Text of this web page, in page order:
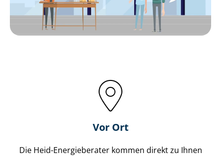
Vor Ort
Die Heid-Energieberater kommen direkt zu Ihnen